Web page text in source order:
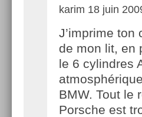
karim 18 juin
J’imprime ton
de mon lit, en
le 6 cylindres
BMW. Tout le
Porsche est